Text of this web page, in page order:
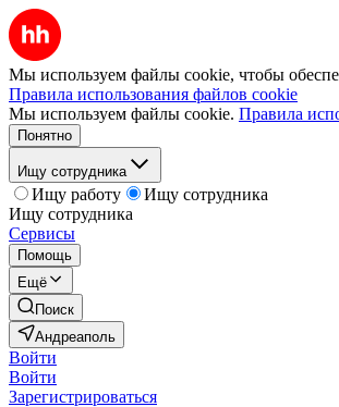
Мы используем файлы cookie, чтобы
Правила использования файлов cookie
Мы используем файлы cookie. Правила
Понятно
Ищу сотрудника
Ищу работу
Ищу сотрудника
Ищу сотрудника
Сервисы
Помощь
Ещё
Поиск
Андреаполь
Войти
Войти
Зарегистрироваться